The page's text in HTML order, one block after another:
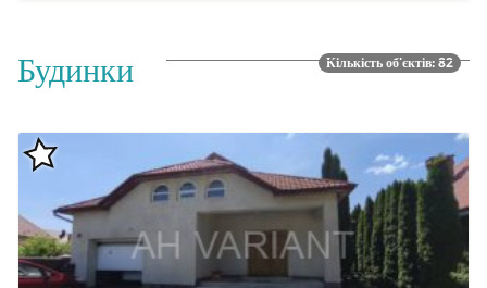
Будинки Кількість об'єктів: 82